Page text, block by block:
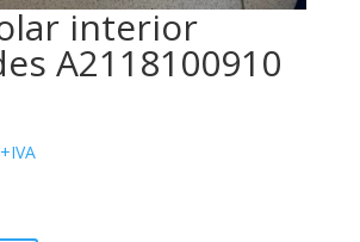
interior
A2118100910
+IVA